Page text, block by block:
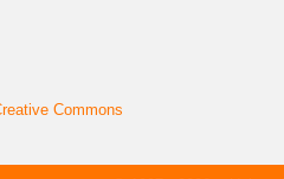
Commons